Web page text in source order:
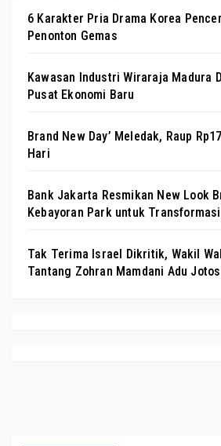
6 Karakter Pria Drama Korea
Penonton Gemas
Kawasan Industri Wiraraja Madura
Pusat Ekonomi Baru
Brand New Day’ Meledak, Raup
Hari
Bank Jakarta Resmikan New Look
Kebayoran Park untuk
Tak Terima Israel Dikritik, Wakil
Tantang Zohran Mamdani Adu